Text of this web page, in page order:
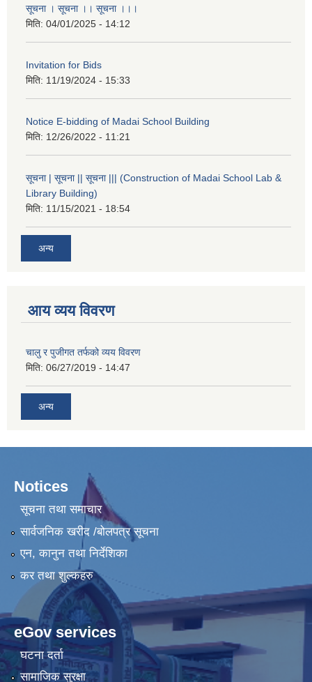
सूचना । सूचना ।। सूचना ।।।
मिति: 04/01/2025 - 14:12
Invitation for Bids
मिति: 11/19/2024 - 15:33
Notice E-bidding of Madai School Building
मिति: 12/26/2022 - 11:21
सूचना | सूचना || सूचना ||| (Construction of Madai School Lab &
Library Building)
मिति: 11/15/2021 - 18:54
अन्य
आय व्यय विवरण
चालु र पुजीगत तर्फको व्यय विवरण
मिति: 06/27/2019 - 14:47
अन्य
Notices
सूचना तथा समाचार
सार्वजनिक खरीद /बोलपत्र सूचना
एन, कानुन तथा निर्देशिका
कर तथा शुल्कहरु
eGov services
घटना दर्ता
सामाजिक सुरक्षा